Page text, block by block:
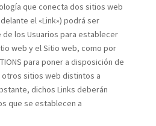
que conecta dos sitios web
el «Link») podrá ser
los Usuarios para establecer
web y el Sitio web, como por
para poner a disposición de
otros sitios web distintos a
dichos Links deberán
que se establecen a